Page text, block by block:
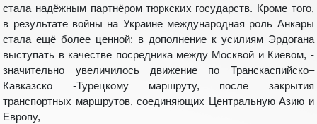
стала надёжным партнёром тюркских государств. Кроме того,
в результате войны на Украине международная роль Анкары
стала ещё более ценной: в дополнение к усилиям Эрдогана
выступать в качестве посредника между Москвой и Киевом, -
значительно увеличилось движение по Транскаспийско–
Кавказско -Турецкому маршруту, после закрытия
транспортных маршрутов, соединяющих Центральную Азию и
Европу,